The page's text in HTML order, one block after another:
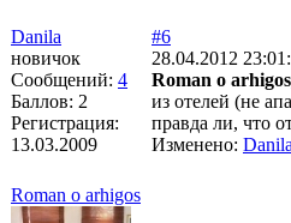
Danila
новичок
Сообщений: 4
Баллов: 2
Регистрация:
13.03.2009
#6
28.04.2012
Roman o
из отелей (не
правда ли, что
Изменено: Danila
Roman o arhigos